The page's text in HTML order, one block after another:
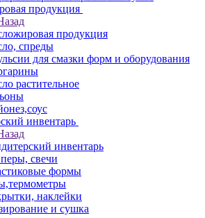
продукция
продукция
спреды
для смазки форм и оборудования
растительное
инвентарь
инвентарь
свечи
формы
наклейки
и сушка